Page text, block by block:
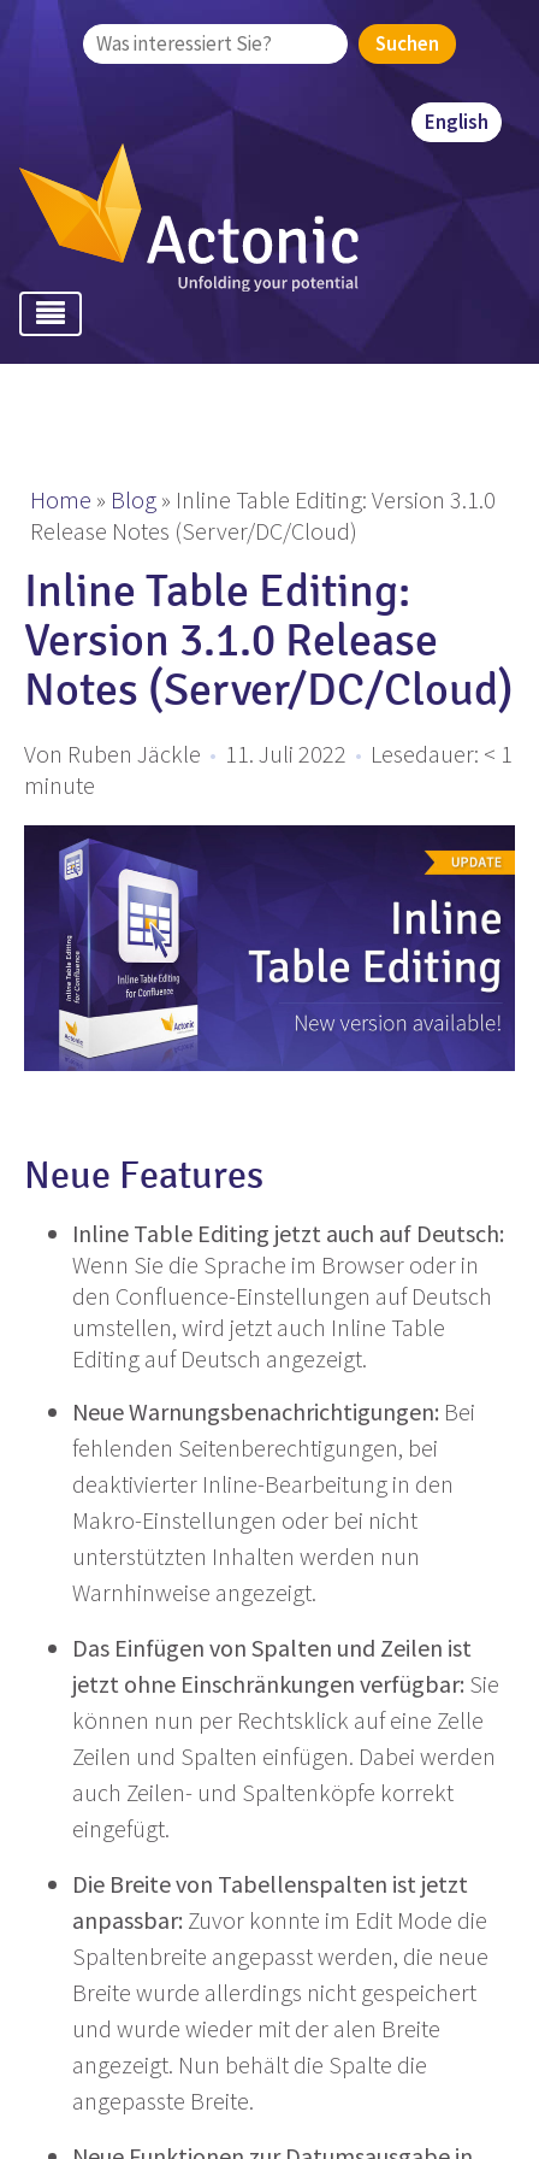
English
Suchen
Home » Blog » Inline Table Editing: Version 3.1.0
Release Notes (Server/DC/Cloud)
Inline Table Editing:
Version 3.1.0 Release
Notes (Server/DC/Cloud)
Von Ruben Jäckle • 11. Juli 2022 • Lesedauer: < 1
minute
Neue Features
Inline Table Editing jetzt auch auf Deutsch:
Wenn Sie die Sprache im Browser oder in
den Confluence-Einstellungen auf Deutsch
umstellen, wird jetzt auch Inline Table
Editing auf Deutsch angezeigt.
Neue Warnungsbenachrichtigungen: Bei
fehlenden Seitenberechtigungen, bei
deaktivierter Inline-Bearbeitung in den
Makro-Einstellungen oder bei nicht
unterstützten Inhalten werden nun
Warnhinweise angezeigt.
Das Einfügen von Spalten und Zeilen ist
jetzt ohne Einschränkungen verfügbar: Sie
können nun per Rechtsklick auf eine Zelle
Zeilen und Spalten einfügen. Dabei werden
auch Zeilen- und Spaltenköpfe korrekt
eingefügt.
Die Breite von Tabellenspalten ist jetzt
anpassbar: Zuvor konnte im Edit Mode die
Spaltenbreite angepasst werden, die neue
Breite wurde allerdings nicht gespeichert
und wurde wieder mit der alen Breite
angezeigt. Nun behält die Spalte die
angepasste Breite.